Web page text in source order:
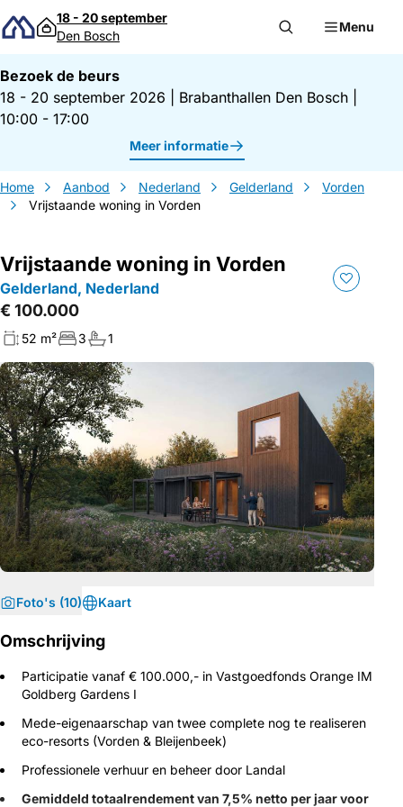
Direct naar inhoud
18 - 20 september
Den Bosch
Menu
Bezoek de beurs
18 - 20 september 2026
Brabanthallen Den Bosch
10:00 - 17:00
Meer informatie
Home Aanbod Nederland Gelderland
Vorden
Vrijstaande woning in Vorden
Vrijstaande woning in Vorden
Gelderland, Nederland
€ 100.000
52 m² 3 1
Foto's (10) Kaart
Omschrijving
Participatie vanaf € 100.000,- in Vastgoedfonds Orange IM
Goldberg Gardens I
Mede-eigenaarschap van twee complete nog te realiseren
eco-resorts (Vorden & Bleijenbeek)
Professionele verhuur en beheer door Landal
Gemiddeld totaalrendement van 7,5% netto per jaar voor